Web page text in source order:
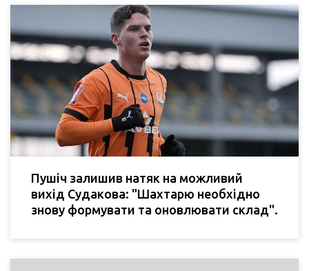
Пушіч залишив натяк на можливий
вихід Судакова: "Шахтарю необхідно
знову формувати та оновлювати склад".